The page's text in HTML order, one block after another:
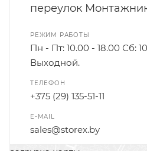
переулок
РЕЖИМ РАБОТЫ
Пн - Пт: 10.00 - 18.00 Сб:
Выходной.
ТЕЛЕФОН
+375 (29) 135-51-11
E-MAIL
sales@storex.by